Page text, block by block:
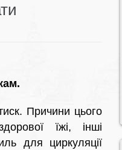
Причини цього
їжі, інші
для циркуляції